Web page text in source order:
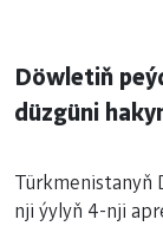
Döwletiň
düzgüni
nji ýylyň 4-nji